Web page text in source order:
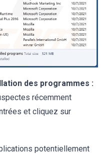
des programmes :
récemment
et cliquez sur
potentiellement